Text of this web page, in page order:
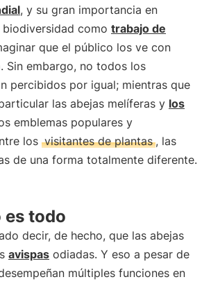
, y su gran importancia en
como trabajo de
que el público los ve con
Sin embargo, no todos los
percibidos por igual; mientras que
las abejas melíferas y los
emblemas populares y
los visitantes de plantas , las
de una forma totalmente diferente.
es todo
decir, de hecho, que las abejas
avispas odiadas. Y eso a pesar de
múltiples funciones en